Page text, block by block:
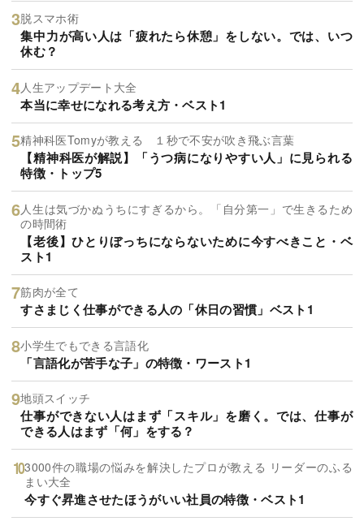
脱スマホ術
集中力が高い人は「疲れたら休憩」をしない。では、いつ
休む？
人生アップデート大全
本当に幸せになれる考え方・ベスト1
精神科医Tomyが教える １秒で不安が吹き飛ぶ言葉
【精神科医が解説】「うつ病になりやすい人」に見られる
特徴・トップ5
人生は気づかぬうちにすぎるから。「自分第一」で生きるため
の時間術
【老後】ひとりぼっちにならないために今すべきこと・ベ
スト1
筋肉が全て
すさまじく仕事ができる人の「休日の習慣」ベスト1
小学生でもできる言語化
「言語化が苦手な子」の特徴・ワースト1
地頭スイッチ
仕事ができない人はまず「スキル」を磨く。では、仕事が
できる人はまず「何」をする？
3000件の職場の悩みを解決したプロが教える リーダーのふる
まい大全
今すぐ昇進させたほうがいい社員の特徴・ベスト1